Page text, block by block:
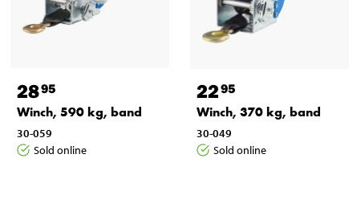
2895
Winch, 590 kg, band
30-059
Sold online
2295
Winch, 370 kg, band
30-049
Sold online